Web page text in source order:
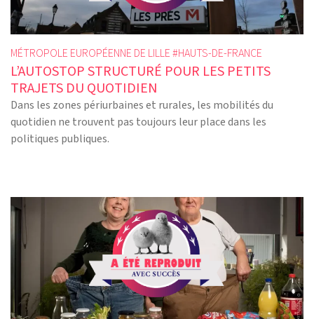
MÉTROPOLE EUROPÉENNE DE LILLE #HAUTS-DE-FRANCE
L’AUTOSTOP STRUCTURÉ POUR LES PETITS
TRAJETS DU QUOTIDIEN
Dans les zones périurbaines et rurales, les mobilités du
quotidien ne trouvent pas toujours leur place dans les
politiques publiques.